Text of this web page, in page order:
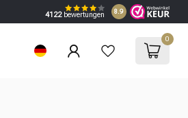
4122bewertungen 8.9
0